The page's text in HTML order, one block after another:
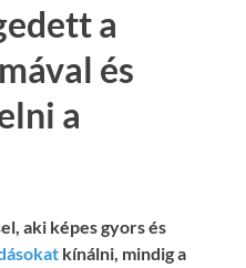
a
és
a
aki képes gyors és
kínálni, mindig a